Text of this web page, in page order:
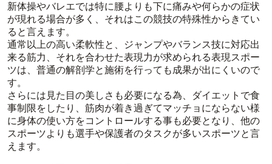
新体操やバレエでは特に腰よりも下に痛みや何らかの症状
が現れる場合が多く、それはこの競技の特殊性からきてい
ると言えます。
通常以上の高い柔軟性と、ジャンプやバランス技に対応出
来る筋力、それを合わせた表現力が求められる表現スポー
ツは、普通の解剖学と施術を行っても成果が出にくいので
す。
さらには見た目の美しさも必要になる為、ダイエットで食
事制限をしたり、筋肉が着き過ぎてマッチョにならない様
に身体の使い方をコントロールする事も必要となり、他の
スポーツよりも選手や保護者のタスクが多いスポーツと言
えます。